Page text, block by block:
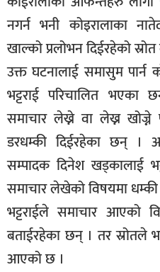
नगर्न भनी कोइरालाका
खाल्को प्रलोभन दिईरहेको
उक्त घटनालाई समासुम पार्न
भट्टराई परिचालित भएका
समाचार लेख्ने वा लेख्न खोज्ने
डरधम्की दिईरहेका छन् ।
सम्पादक दिनेश खड्कालाई
समाचार लेखेको विषयमा धम्की
भट्टराईले समाचार आएको
बताईरहेका छन् । तर स्रोतले
आएको छ ।